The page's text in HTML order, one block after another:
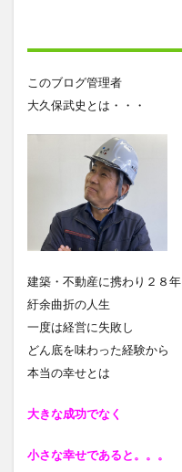
このブログ管理者
大久保武史とは・・・
建築・不動産に携わり２８年
紆余曲折の人生
一度は経営に失敗し
どん底を味わった経験から
本当の幸せとは
大きな成功でなく
小さな幸せであると。。。